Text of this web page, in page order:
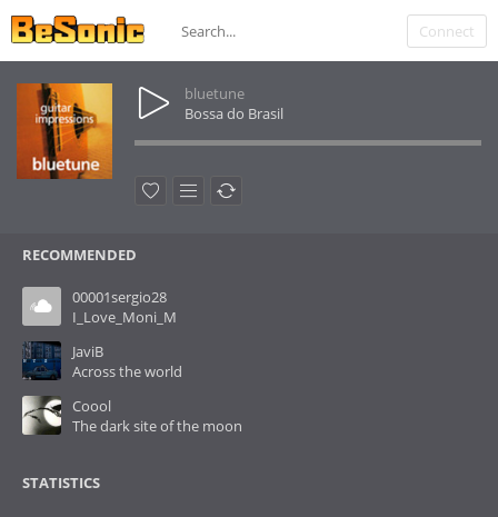
Connect
bluetune
Bossa do Brasil
RECOMMENDED
00001sergio28
I_Love_Moni_M
JaviB
Across the world
Coool
The dark site of the moon
STATISTICS